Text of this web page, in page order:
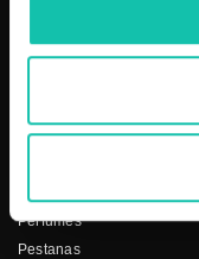
Barbearia
Estética
Perfumes
Pestanas